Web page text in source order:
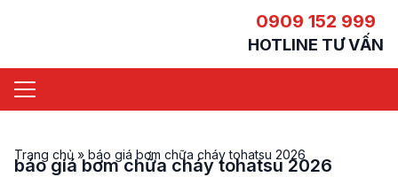
0909 152 999
HOTLINE TƯ VẤN
Trang chủ » báo giá bơm chữa cháy tohatsu 2026
báo giá bơm chữa cháy tohatsu 2026